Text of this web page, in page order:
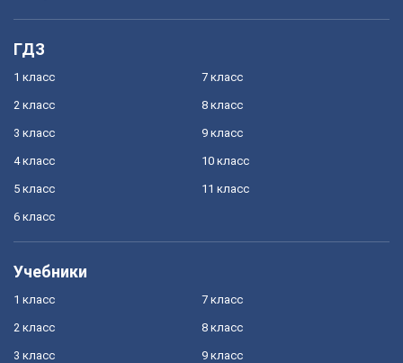
ГДЗ
1 класс
2 класс
3 класс
4 класс
5 класс
6 класс
7 класс
8 класс
9 класс
10 класс
11 класс
Учебники
1 класс
2 класс
3 класс
7 класс
8 класс
9 класс